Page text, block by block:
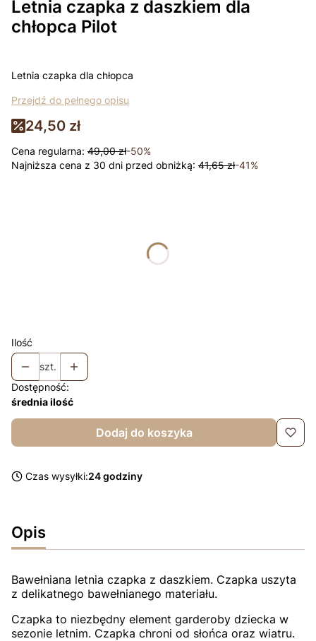
Letnia czapka z daszkiem dla
chłopca Pilot
Letnia czapka dla chłopca
Przejdź do pełnego opisu
24,50 zł
Cena regularna: 49,00 zł-50%
Najniższa cena z 30 dni przed obniżką: 41,65 zł-41%
Ilość
szt.
Dostępność:
średnia ilość
Dodaj do koszyka
Czas wysyłki:24 godziny
Opis
Bawełniana letnia czapka z daszkiem. Czapka uszyta
z delikatnego bawełnianego materiału.
Czapka to niezbędny element garderoby dziecka w
sezonie letnim. Czapka chroni od słońca oraz wiatru.